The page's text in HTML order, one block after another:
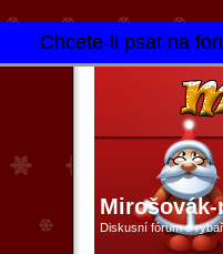
Chcete-li psat na
Diskusní fórum o